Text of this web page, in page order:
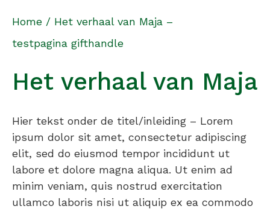
Home / Het verhaal van Maja –
testpagina gifthandle
Het verhaal van Maja
Hier tekst onder de titel/inleiding – Lorem
ipsum dolor sit amet, consectetur adipiscing
elit, sed do eiusmod tempor incididunt ut
labore et dolore magna aliqua. Ut enim ad
minim veniam, quis nostrud exercitation
ullamco laboris nisi ut aliquip ex ea commodo